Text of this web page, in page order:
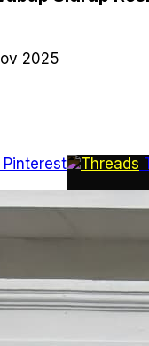
2025
Pinterest